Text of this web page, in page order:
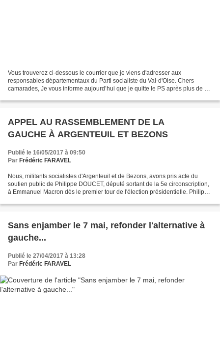
Vous trouverez ci-dessous le courrier que je viens d'adresser aux
responsables départementaux du Parti socialiste du Val-d'Oise. Chers
camarades, Je vous informe aujourd’hui que je quitte le PS après plus de 25
APPEL AU RASSEMBLEMENT DE LA
GAUCHE À ARGENTEUIL ET BEZONS
Publié le 16/05/2017 à 09:50
Par Frédéric FARAVEL
Nous, militants socialistes d'Argenteuil et de Bezons, avons pris acte du
soutien public de Philippe DOUCET, député sortant de la 5e circonscription,
à Emmanuel Macron dès le premier tour de l'élection présidentielle. Philippe
Sans enjamber le 7 mai, refonder l'alternative à
gauche...
Publié le 27/04/2017 à 13:28
Par Frédéric FARAVEL